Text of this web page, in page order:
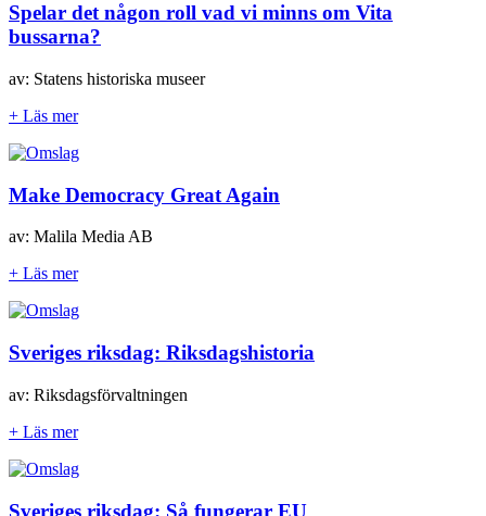
Spelar det någon roll vad vi minns om Vita
bussarna?
av: Statens historiska museer
+ Läs mer
Make Democracy Great Again
av: Malila Media AB
+ Läs mer
Sveriges riksdag: Riksdagshistoria
av: Riksdagsförvaltningen
+ Läs mer
Sveriges riksdag: Så fungerar EU